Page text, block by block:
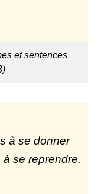
et sentences
à se donner
se reprendre.